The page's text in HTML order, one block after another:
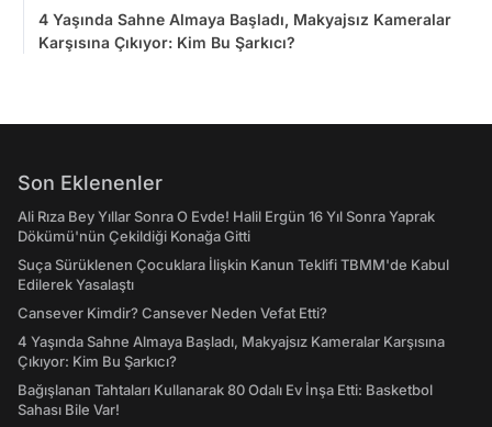
4 Yaşında Sahne Almaya Başladı, Makyajsız Kameralar
Karşısına Çıkıyor: Kim Bu Şarkıcı?
Son Eklenenler
Ali Rıza Bey Yıllar Sonra O Evde! Halil Ergün 16 Yıl Sonra Yaprak
Dökümü'nün Çekildiği Konağa Gitti
Suça Sürüklenen Çocuklara İlişkin Kanun Teklifi TBMM'de Kabul
Edilerek Yasalaştı
Cansever Kimdir? Cansever Neden Vefat Etti?
4 Yaşında Sahne Almaya Başladı, Makyajsız Kameralar Karşısına
Çıkıyor: Kim Bu Şarkıcı?
Bağışlanan Tahtaları Kullanarak 80 Odalı Ev İnşa Etti: Basketbol
Sahası Bile Var!